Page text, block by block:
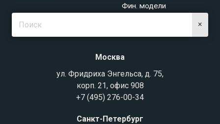
Фин. модели
×
Москва
ул. Фридриха Энгельса, д. 75,
корп. 21, офис 908
+7 (495) 276-00-34
Санкт-Петербург